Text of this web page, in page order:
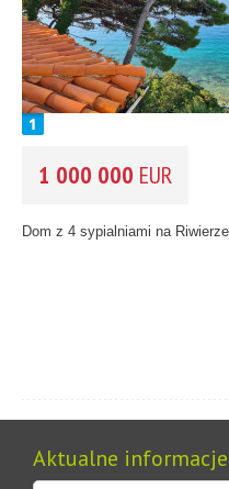
REJON(możesz wybrać
Istria (3)
Kvarner (8)
Dalmacja Południowa
CENA(wybierz zakres)
1 000 000 EUR
Dom z 4 sypialniami na
Aktualne